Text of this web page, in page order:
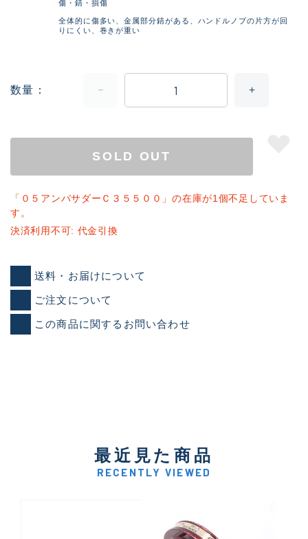
傷・錆・損傷
全体的に傷多い、金属部分錆がある、ハンドルノブの片方が回
りにくい、巻きが重い
数量
SOLD OUT
「０５アンバサダーＣ３５５００」の在庫が1個不足していま
す。
決済利用不可: 代金引換
送料・お届けについて
ご注文について
この商品に関するお問い合わせ
最近見た商品
RECENTLY VIEWED